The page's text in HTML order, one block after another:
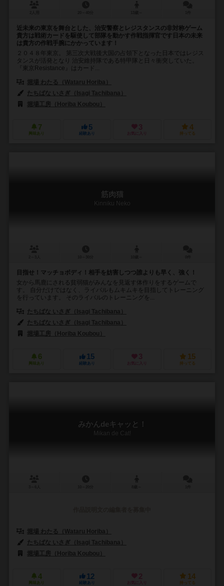
近未来の東京を舞台とした、治安警察とレジスタンスの非対称ゲーム
貴方は戦術カードを駆使して部隊を動かす作戦指揮官です日本の未来
は貴方の作戦手腕にかかっています！
２０４８年東京。 第三次大戦後大国の占領下となった日本ではレジス
タンスが活発となり 治安維持隊である特甲隊と日々衝突していた。
『東京Resistance』はカード...
堀場 わたる（Wataru Horiba）
たちばな いさぎ（Isagi Tachibana）
堀場工房（Horiba Koubou）
7
興味あり
5
経験あり
3
お気に入り
4
持ってる
筋肉猫
Kinniku Neko
目指せ！マッチョボディ！相手を妨害しつつ誰よりも早く、強く！
女から馬鹿にされる貧弱猫がみんなを見返す体作りをするゲームで
す。 自分だけではなく、ライバルもムキムキを目指してトレーニング
を行っています。 そのライバルのトレーニングを...
たちばな いさぎ（Isagi Tachibana）
たちばな いさぎ（Isagi Tachibana）
堀場工房（Horiba Koubou）
6
興味あり
15
経験あり
3
お気に入り
15
持ってる
みかんdeキャッと！
Mikan de Cat!
堀場 わたる（Wataru Horiba）
たちばな いさぎ（Isagi Tachibana）
堀場工房（Horiba Koubou）
4
興味あり
12
経験あり
2
お気に入り
14
持ってる